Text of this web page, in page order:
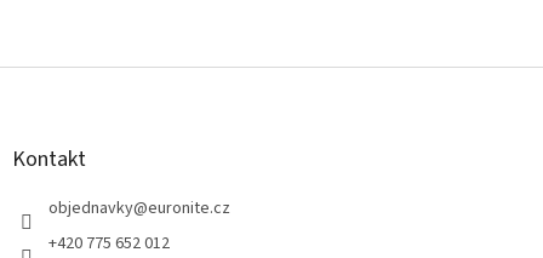
Z
Kontakt
objednavky@euronite.cz
+420 775 652 012